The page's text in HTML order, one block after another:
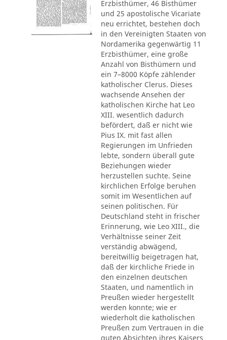
Erzbisthümer, 46 Bisthümer
und 25 apostolische Vicariate
neu errichtet, bestehen doch
in den Vereinigten Staaten von
Nordamerika gegenwärtig 11
Erzbisthümer, eine große
Anzahl von Bisthümern und
ein 7–8000 Köpfe zählender
katholischer Clerus. Dieses
wachsende Ansehen der
katholischen Kirche hat Leo
XIII. wesentlich dadurch
befördert, daß er nicht wie
Pius IX. mit fast allen
Regierungen im Unfrieden
lebte, sondern überall gute
Beziehungen wieder
herzustellen suchte. Seine
kirchlichen Erfolge beruhen
somit im Wesentlichen auf
seinen politischen. Für
Deutschland steht in frischer
Erinnerung, wie Leo XIII., die
Verhältnisse seiner Zeit
verständig abwägend,
bereitwillig beigetragen hat,
daß der kirchliche Friede in
den einzelnen deutschen
Staaten, und namentlich in
Preußen wieder hergestellt
werden konnte; wie er
wiederholt die katholischen
Preußen zum Vertrauen in die
guten Absichten ihres Kaisers